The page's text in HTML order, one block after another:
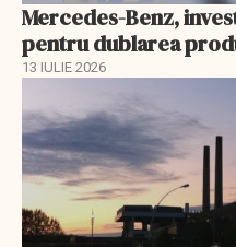
Mercedes-Benz,
pentru dublarea
13 IULIE 2026